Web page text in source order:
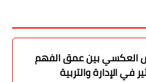
العكسي بين عمق الفهم
في الإدارة والتربية